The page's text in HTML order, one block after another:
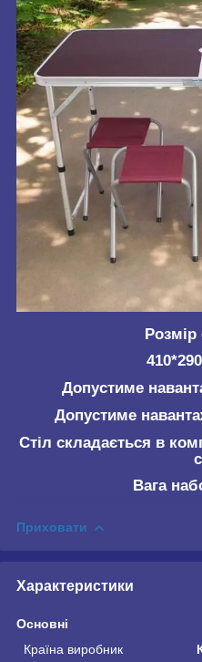
Розмір
Допустиме
Допустиме
Стіл складається в
Вага
Приховати
Характеристики
Основні
Країна виробник